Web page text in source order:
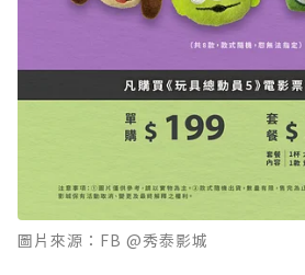
圖片來源：FB @秀泰影城